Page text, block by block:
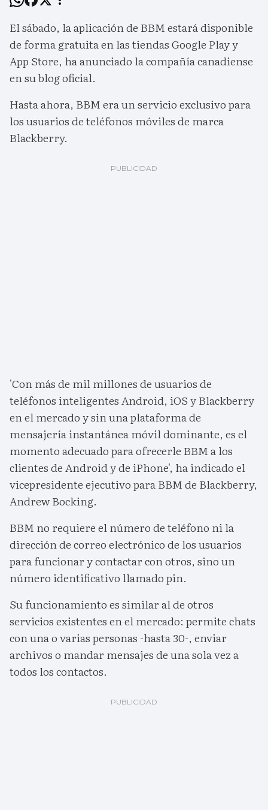
El sábado, la aplicación de BBM estará disponible
de forma gratuita en las tiendas Google Play y
App Store, ha anunciado la compañía canadiense
en su blog oficial.
Hasta ahora, BBM era un servicio exclusivo para
los usuarios de teléfonos móviles de marca
Blackberry.
'Con más de mil millones de usuarios de
teléfonos inteligentes Android, iOS y Blackberry
en el mercado y sin una plataforma de
mensajería instantánea móvil dominante, es el
momento adecuado para ofrecerle BBM a los
clientes de Android y de iPhone', ha indicado el
vicepresidente ejecutivo para BBM de Blackberry,
Andrew Bocking.
BBM no requiere el número de teléfono ni la
dirección de correo electrónico de los usuarios
para funcionar y contactar con otros, sino un
número identificativo llamado pin.
Su funcionamiento es similar al de otros
servicios existentes en el mercado: permite chats
con una o varias personas -hasta 30-, enviar
archivos o mandar mensajes de una sola vez a
todos los contactos.